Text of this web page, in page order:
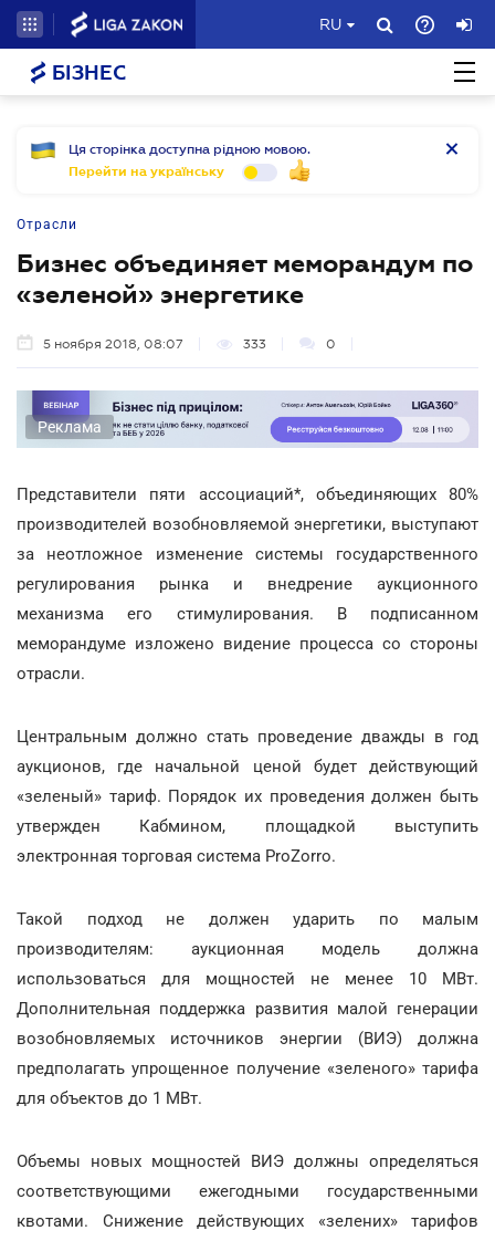
RU
БІЗНЕС
Ця сторінка доступна рідною мовою.
Перейти на українську
Отрасли
Бизнес объединяет меморандум по
«зеленой» энергетике
5 ноября 2018, 08:07 333 0
Реклама
Представители пяти ассоциаций*, объединяющих 80%
производителей возобновляемой энергетики, выступают
за неотложное изменение системы государственного
регулирования рынка и внедрение аукционного
механизма его стимулирования. В подписанном
меморандуме изложено видение процесса со стороны
отрасли.
Центральным должно стать проведение дважды в год
аукционов, где начальной ценой будет действующий
«зеленый» тариф. Порядок их проведения должен быть
утвержден Кабмином, площадкой выступить
электронная торговая система ProZorro.
Такой подход не должен ударить по малым
производителям: аукционная модель должна
использоваться для мощностей не менее 10 МВт.
Дополнительная поддержка развития малой генерации
возобновляемых источников энергии (ВИЭ) должна
предполагать упрощенное получение «зеленого» тарифа
для объектов до 1 МВт.
Объемы новых мощностей ВИЭ должны определяться
соответствующими ежегодными государственными
квотами. Снижение действующих «зелених» тарифов